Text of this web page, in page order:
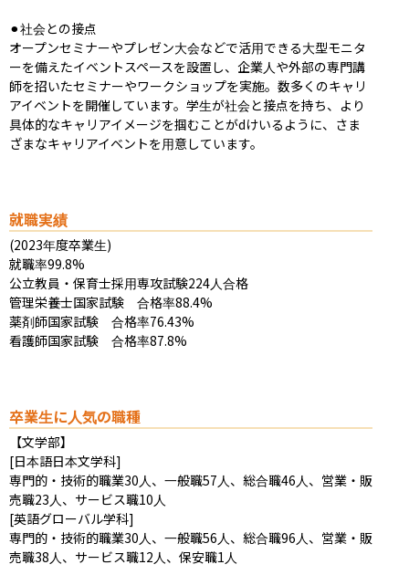
⚫︎社会との接点
オープンセミナーやプレゼン大会などで活用できる大型モニタ
ーを備えたイベントスペースを設置し、企業人や外部の専門講
師を招いたセミナーやワークショップを実施。数多くのキャリ
アイベントを開催しています。学生が社会と接点を持ち、より
具体的なキャリアイメージを掴むことがdけいるように、さま
ざまなキャリアイベントを用意しています。
就職実績
(2023年度卒業生)
就職率99.8%
公立教員・保育士採用専攻試験224人合格
管理栄養士国家試験　合格率88.4%
薬剤師国家試験　合格率76.43%
看護師国家試験　合格率87.8%
卒業生に人気の職種
【文学部】
[日本語日本文学科]
専門的・技術的職業30人、一般職57人、総合職46人、営業・販
売職23人、サービス職10人
[英語グローバル学科]
専門的・技術的職業30人、一般職56人、総合職96人、営業・販
売職38人、サービス職12人、保安職1人